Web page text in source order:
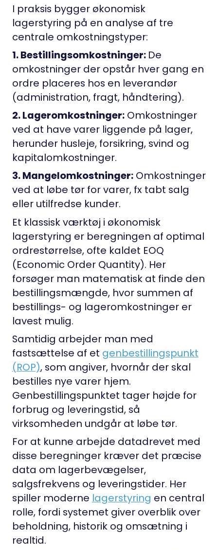
I praksis bygger økonomisk
lagerstyring på en analyse af tre
centrale omkostningstyper:
1. Bestillingsomkostninger: De
omkostninger der opstår hver gang en
ordre placeres hos en leverandør
(administration, fragt, håndtering).
2. Lageromkostninger:Omkostninger
ved at have varer liggende på lager,
herunder husleje, forsikring, svind og
kapitalomkostninger.
3. Mangelomkostninger:Omkostninger
ved at løbe tør for varer, fx tabt salg
eller utilfredse kunder.
Et klassisk værktøj i økonomisk
lagerstyring er beregningen af optimal
ordrestørrelse, ofte kaldet EOQ
(Economic Order Quantity). Her
forsøger man matematisk at finde den
bestillingsmængde, hvor summen af
bestillings- og lageromkostninger er
lavest mulig.
Samtidig arbejder man med
fastsættelse af et genbestillingspunkt
(ROP), som angiver, hvornår der skal
bestilles nye varer hjem.
Genbestillingspunktet tager højde for
forbrug og leveringstid, så
virksomheden undgår at løbe tør.
For at kunne arbejde datadrevet med
disse beregninger kræver det præcise
data om lagerbevægelser,
salgsfrekvens og leveringstider. Her
spiller moderne lagerstyring en central
rolle, fordi systemet giver overblik over
beholdning, historik og omsætning i
realtid.